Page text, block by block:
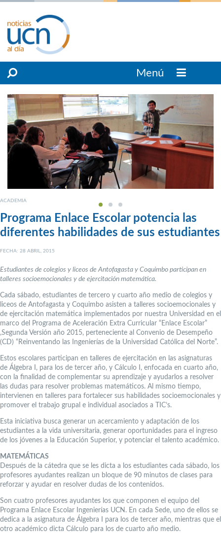
Menú
ACADEMIA
Programa Enlace Escolar potencia las
diferentes habilidades de sus estudiantes
FECHA: 28 ABRIL, 2015
Estudiantes de colegios y liceos de Antofagasta y Coquimbo participan en
talleres socioemocionales y de ejercitación matemática.
Cada sábado, estudiantes de tercero y cuarto año medio de colegios y
liceos de Antofagasta y Coquimbo asisten a talleres socioemocionales y
de ejercitación matemática implementados por nuestra Universidad en el
marco del Programa de Aceleración Extra Curricular “Enlace Escolar”
,Segunda Versión año 2015, perteneciente al Convenio de Desempeño
(CD) “Reinventando las Ingenierías de la Universidad Católica del Norte”.
Estos escolares participan en talleres de ejercitación en las asignaturas
de Álgebra I, para los de tercer año, y Cálculo I, enfocada en cuarto año,
con la finalidad de complementar su aprendizaje y ayudarlos a resolver
las dudas para resolver problemas matemáticos. Al mismo tiempo,
intervienen en talleres para fortalecer sus habilidades socioemocionales y
promover el trabajo grupal e individual asociados a TIC’s.
Esta iniciativa busca generar un acercamiento y adaptación de los
estudiantes a la vida universitaria, generar oportunidades para el ingreso
de los jóvenes a la Educación Superior, y potenciar el talento académico.
MATEMÁTICAS
Después de la cátedra que se les dicta a los estudiantes cada sábado, los
profesores ayudantes realizan un bloque de 90 minutos de clases para
reforzar y ayudar en resolver dudas de los contenidos.
Son cuatro profesores ayudantes los que componen el equipo del
Programa Enlace Escolar Ingenierías UCN. En cada Sede, uno de ellos se
dedica a la asignatura de Álgebra I para los de tercer año, mientras que el
otro académico dicta Cálculo para los de cuarto año medio.